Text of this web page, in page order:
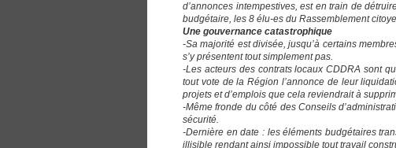
d’annonces intempestives, est en train de
budgétaire, les 8 élu-es du Rassemblement
Une gouvernance catastrophique
-Sa majorité est divisée, jusqu’à certains
s’y présentent tout simplement pas.
-Les acteurs des contrats locaux CDDRA sont
tout vote de la Région l’annonce de leur
projets et d’emplois que cela reviendrait à
-Même fronde du côté des Conseils
sécurité.
-Dernière en date : les éléments budgétaires
illisible rendant ainsi impossible tout travail